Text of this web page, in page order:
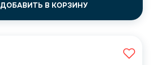
ДОБАВИТЬ В КОРЗИНУ